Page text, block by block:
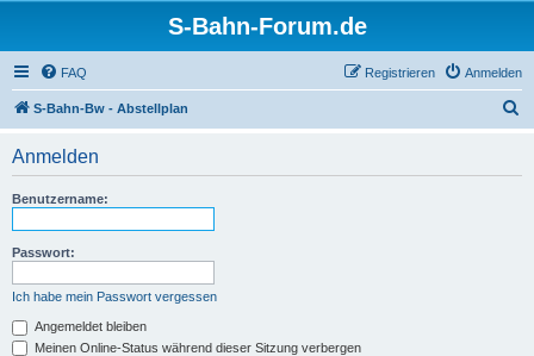
S-Bahn-Forum.de
FAQ Anmelden
Registrieren
S-Bahn-Bw - Abstellplan
Anmelden
Benutzername:
Passwort:
Ich habe mein Passwort vergessen
Angemeldet bleiben
Meinen Online-Status während dieser Sitzung verbergen